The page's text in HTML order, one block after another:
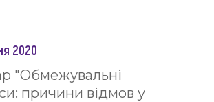
2020
"Обмежувальні
причини відмов у